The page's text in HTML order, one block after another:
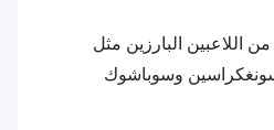
البارزين مثل
سونغكراسين وسوباشوك